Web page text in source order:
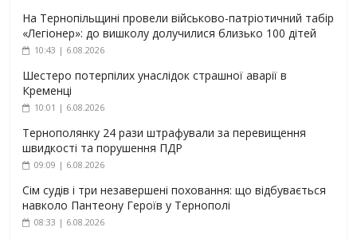
На Тернопільщині провели військово-патріотичний табір
«Легіонер»: до вишколу долучилися близько 100 дітей
10:43 | 6.08.2026
Шестеро потерпілих унаслідок страшної аварії в
Кременці
10:01 | 6.08.2026
Тернополянку 24 рази штрафували за перевищення
швидкості та порушення ПДР
09:09 | 6.08.2026
Сім судів і три незавершені поховання: що відбувається
навколо Пантеону Героїв у Тернополі
08:33 | 6.08.2026